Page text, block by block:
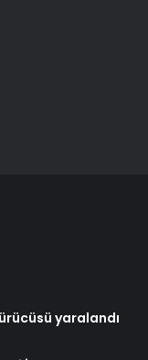
yaralandı